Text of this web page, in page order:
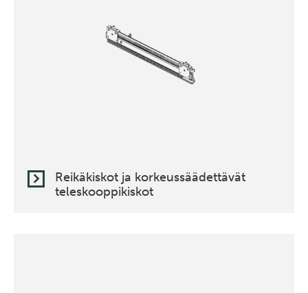
Reikäkiskot ja korkeussäädettävät
teleskooppikiskot